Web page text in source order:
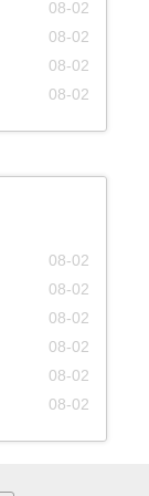
08-02
08-02
08-02
08-02
08-02
08-02
08-02
08-02
08-02
08-02